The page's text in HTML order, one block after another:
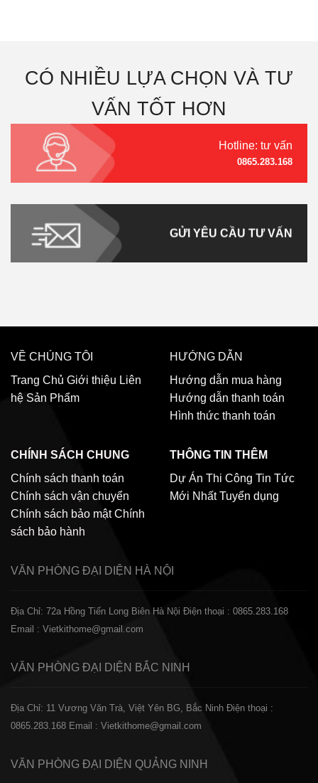
CÓ NHIỀU LỰA CHỌN VÀ TƯ
VẤN TỐT HƠN
Hotline: tư vấn
0865.283.168
GỬI YÊU CẦU TƯ VẤN
VỀ CHÚNG TÔI
Trang Chủ Giới thiệu Liên
hệ Sản Phẩm
HƯỚNG DẪN
Hướng dẫn mua hàng
Hướng dẫn thanh toán
Hình thức thanh toán
CHÍNH SÁCH CHUNG
Chính sách thanh toán
Chính sách vận chuyển
Chính sách bảo mật Chính
sách bảo hành
THÔNG TIN THÊM
Dự Án Thi Công Tin Tức
Mới Nhất Tuyển dụng
VĂN PHÒNG ĐẠI DIỆN HÀ NỘI
Địa Chỉ: 72a Hồng Tiến Long Biên Hà Nội Điện thoại : 0865.283.168
Email : Vietkithome@gmail.com
VĂN PHÒNG ĐẠI DIỆN BẮC NINH
Địa Chỉ: 11 Vương Văn Trà, Việt Yên BG, Bắc Ninh Điện thoại :
0865.283.168 Email : Vietkithome@gmail.com
VĂN PHÒNG ĐẠI DIỆN QUẢNG NINH